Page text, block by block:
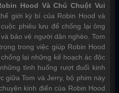
Hood Và Chú Chuột Vui
giới kỳ bí của Robin Hood và
phiêu lưu để chống lại ông
bảo vệ người dân nghèo. Tom
trong việc giúp Robin Hood
lại những kế hoạch ác độc
tình huống rượt đuổi kinh
giữa Tom và Jerry, bộ phim này
kinh điển của Robin Hood